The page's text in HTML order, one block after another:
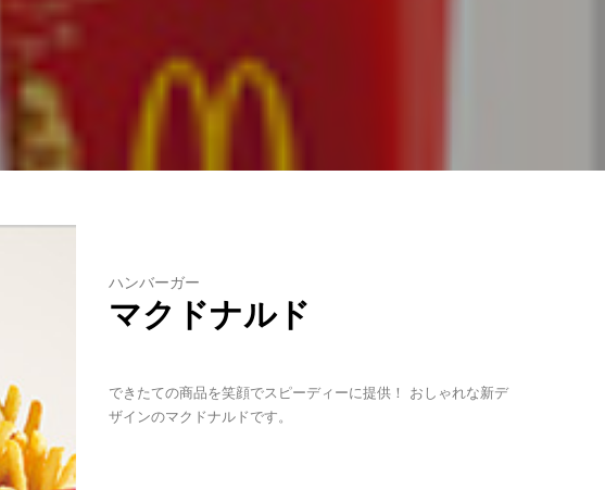
ハンバーガー
マクドナルド
できたての商品を笑顔でスピーディーに提供！ おしゃれな新デ
ザインのマクドナルドです。